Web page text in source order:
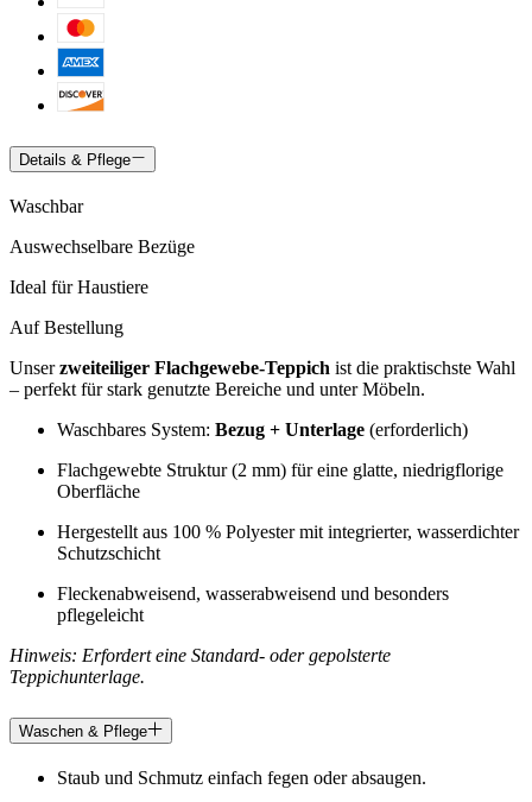
Details & Pflege
Waschbar
Auswechselbare Bezüge
Ideal für Haustiere
Auf Bestellung
Unserzweiteiliger Flachgewebe-Teppich ist die praktischste Wahl
– perfekt für stark genutzte Bereiche und unter Möbeln.
Waschbares System: Bezug + Unterlage (erforderlich)
Flachgewebte Struktur (2 mm) für eine glatte, niedrigflorige
Oberfläche
Hergestellt aus 100 % Polyester mit integrierter, wasserdichter
Schutzschicht
Fleckenabweisend, wasserabweisend und besonders
pflegeleicht
Hinweis: Erfordert eine Standard- oder gepolsterte
Teppichunterlage.
Waschen & Pflege
Staub und Schmutz einfach fegen oder absaugen.